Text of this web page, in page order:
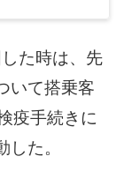
た時は、先
いて搭乗客
疫手続きに
た。